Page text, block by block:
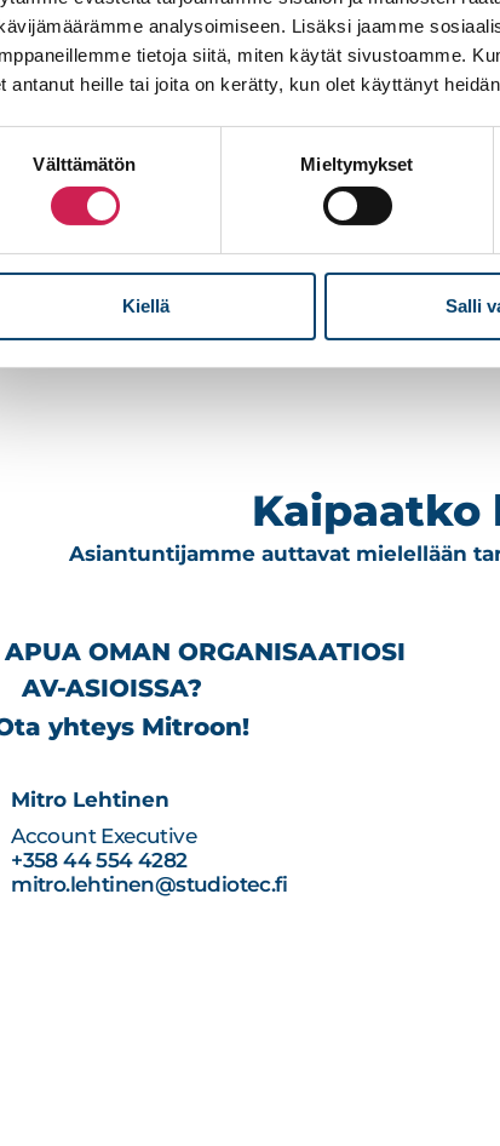
analysoimiseen. Lisäksi jaamme
tietoja siitä, miten käytät sivustoamme.
antanut heille tai joita on kerätty, kun olet käyttänyt
Välttämätön Mieltymykset
Kiellä Salli
Kaipaatko
Asiantuntijamme auttavat mielellään
APUA OMAN ORGANISAATIOSI
AV-ASIOISSA?
yhteys Mitroon!
Mitro Lehtinen
Account Executive
+358 44 554 4282
mitro.lehtinen@studiotec.fi